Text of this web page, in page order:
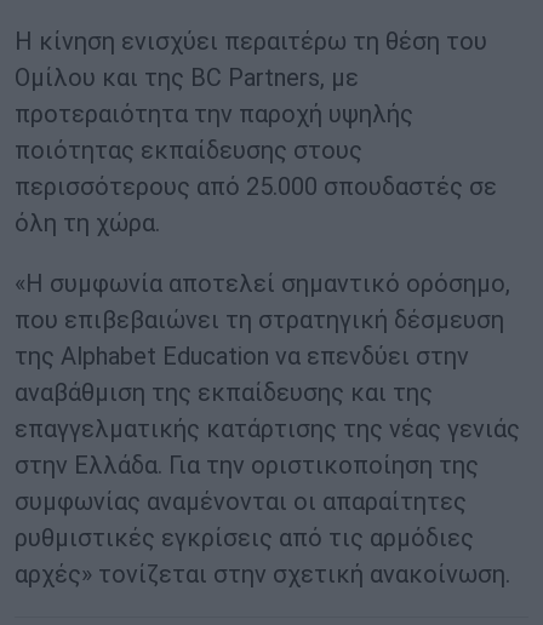
Η κίνηση ενισχύει περαιτέρω τη θέση του
Ομίλου και της BC Partners, με
προτεραιότητα την παροχή υψηλής
ποιότητας εκπαίδευσης στους
περισσότερους από 25.000 σπουδαστές σε
όλη τη χώρα.
«Η συμφωνία αποτελεί σημαντικό ορόσημο,
που επιβεβαιώνει τη στρατηγική δέσμευση
της Alphabet Education να επενδύει στην
αναβάθμιση της εκπαίδευσης και της
επαγγελματικής κατάρτισης της νέας γενιάς
στην Ελλάδα. Για την οριστικοποίηση της
συμφωνίας αναμένονται οι απαραίτητες
ρυθμιστικές εγκρίσεις από τις αρμόδιες
αρχές» τονίζεται στην σχετική ανακοίνωση.